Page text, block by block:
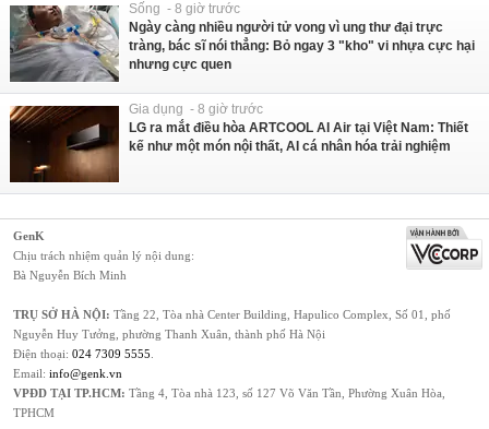
Sống - 8 giờ trước
Ngày càng nhiều người tử vong vì ung thư đại trực
tràng, bác sĩ nói thẳng: Bỏ ngay 3 "kho" vi nhựa cực hại
nhưng cực quen
Gia dụng - 8 giờ trước
LG ra mắt điều hòa ARTCOOL AI Air tại Việt Nam: Thiết
kế như một món nội thất, AI cá nhân hóa trải nghiệm
GenK
Chịu trách nhiệm quản lý nội dung:
Bà Nguyễn Bích Minh
TRỤ SỞ HÀ NỘI: Tầng 22, Tòa nhà Center Building, Hapulico Complex, Số 01, phố
Nguyễn Huy Tưởng, phường Thanh Xuân, thành phố Hà Nội
Điện thoại: 024 7309 5555
Email: info@genk.vn
VPĐD TẠI TP.HCM: Tầng 4, Tòa nhà 123, số 127 Võ Văn Tần, Phường Xuân Hòa,
TPHCM